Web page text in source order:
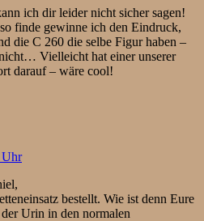
ich dir leider nicht sicher sagen!
finde gewinne ich den Eindruck,
die C 260 die selbe Figur haben –
Vielleicht hat einer unserer
darauf – wäre cool!
Uhr
bestellt. Wie ist denn Eure
Urin in den normalen